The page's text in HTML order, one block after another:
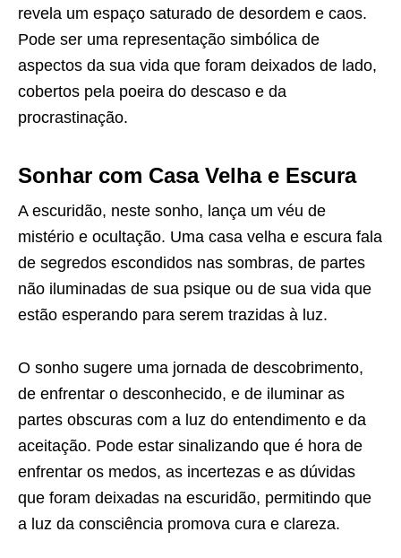
revela um espaço saturado de desordem e caos.
Pode ser uma representação simbólica de
aspectos da sua vida que foram deixados de lado,
cobertos pela poeira do descaso e da
procrastinação.
Sonhar com Casa Velha e Escura
A escuridão, neste sonho, lança um véu de
mistério e ocultação. Uma casa velha e escura fala
de segredos escondidos nas sombras, de partes
não iluminadas de sua psique ou de sua vida que
estão esperando para serem trazidas à luz.
O sonho sugere uma jornada de descobrimento,
de enfrentar o desconhecido, e de iluminar as
partes obscuras com a luz do entendimento e da
aceitação. Pode estar sinalizando que é hora de
enfrentar os medos, as incertezas e as dúvidas
que foram deixadas na escuridão, permitindo que
a luz da consciência promova cura e clareza.